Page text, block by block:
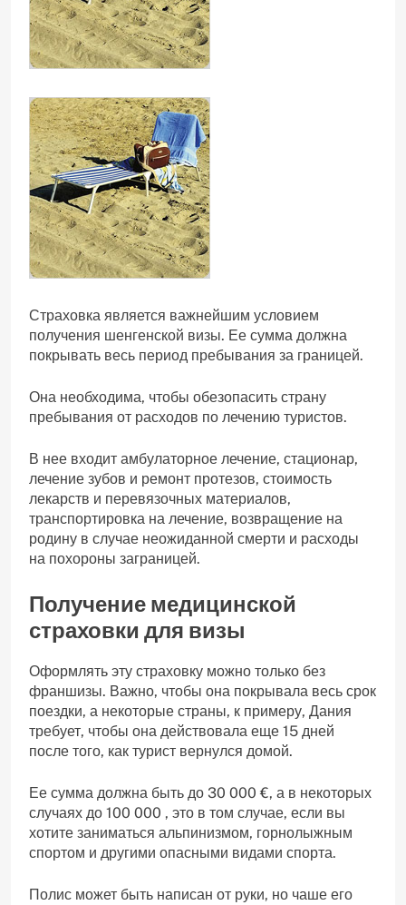
Страховка является важнейшим условием
получения шенгенской визы. Ее сумма должна
покрывать весь период пребывания за границей.
Она необходима, чтобы обезопасить страну
пребывания от расходов по лечению туристов.
В нее входит амбулаторное лечение, стационар,
лечение зубов и ремонт протезов, стоимость
лекарств и перевязочных материалов,
транспортировка на лечение, возвращение на
родину в случае неожиданной смерти и расходы
на похороны заграницей.
Получение медицинской
страховки для визы
Оформлять эту страховку можно только без
франшизы. Важно, чтобы она покрывала весь срок
поездки, а некоторые страны, к примеру, Дания
требует, чтобы она действовала еще 15 дней
после того, как турист вернулся домой.
Ее сумма должна быть до 30 000 €, а в некоторых
случаях до 100 000 , это в том случае, если вы
хотите заниматься альпинизмом, горнолыжным
спортом и другими опасными видами спорта.
Полис может быть написан от руки, но чаше его